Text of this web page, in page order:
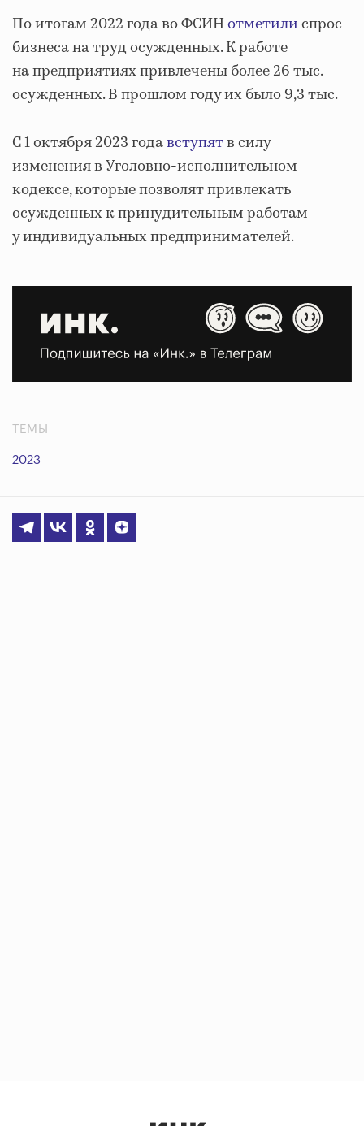
По итогам 2022 года во ФСИНотметилиспрос
бизнеса на труд осужденных. К работе
на предприятиях привлечены более 26 тыс.
осужденных. В прошлом году их было 9,3 тыс.
С 1 октября 2023 годавступятв силу
изменения в Уголовно-исполнительном
кодексе, которые позволят привлекать
осужденных к принудительным работам
у индивидуальных предпринимателей.
ТЕМЫ
2023